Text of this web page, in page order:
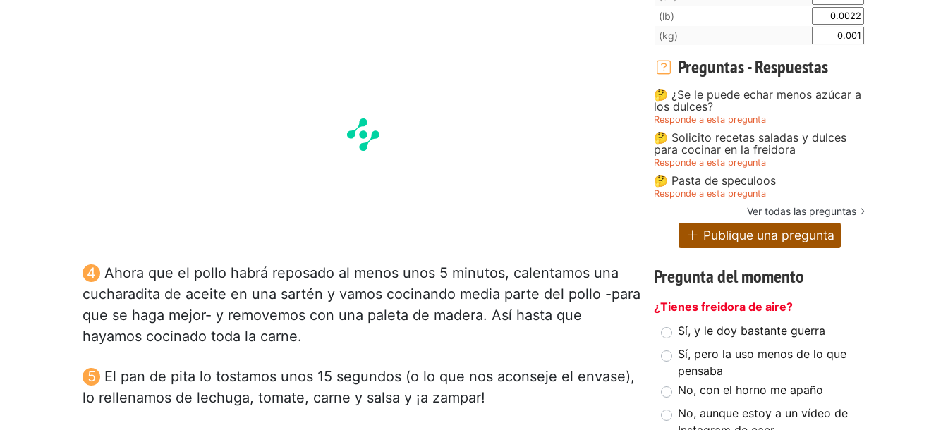
Ahora que el pollo habrá reposado al menos unos 5 minutos, calentamos una
cucharadita de aceite en una sartén y vamos cocinando media parte del pollo -para
que se haga mejor- y removemos con una paleta de madera. Así hasta que
hayamos cocinado toda la carne.
El pan de pita lo tostamos unos 15 segundos (o lo que nos aconseje el envase),
lo rellenamos de lechuga, tomate, carne y salsa y ¡a zampar!
(lb)
(kg)
Preguntas - Respuestas
🤔 ¿Se le puede echar menos azúcar a
los dulces?
Responde a esta pregunta
🤔 Solicito recetas saladas y dulces
para cocinar en la freidora
Responde a esta pregunta
🤔 Pasta de speculoos
Responde a esta pregunta
Ver todas las preguntas
Publique una pregunta
Pregunta del momento
¿Tienes freidora de aire?
Sí, y le doy bastante guerra
Sí, pero la uso menos de lo que
pensaba
No, con el horno me apaño
No, aunque estoy a un vídeo de